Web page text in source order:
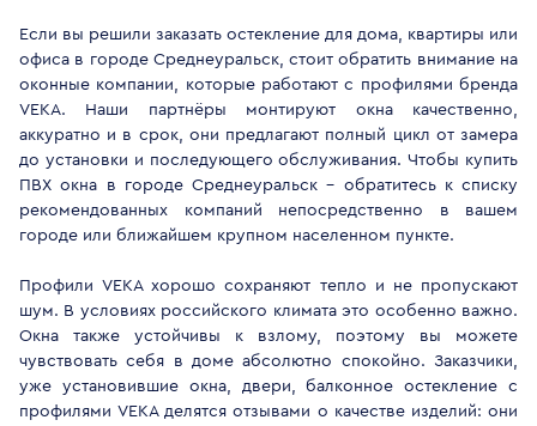
Если вы решили заказать остекление для дома, квартиры или
офиса в городе Среднеуральск, стоит обратить внимание на
оконные компании, которые работают с профилями бренда
VEKA. Наши партнёры монтируют окна качественно,
аккуратно и в срок, они предлагают полный цикл от замера
до установки и последующего обслуживания. Чтобы купить
ПВХ окна в городе Среднеуральск - обратитесь к списку
рекомендованных компаний непосредственно в вашем
городе или ближайшем крупном населенном пункте.
Профили VEKA хорошо сохраняют тепло и не пропускают
шум. В условиях российского климата это особенно важно.
Окна также устойчивы к взлому, поэтому вы можете
чувствовать себя в доме абсолютно спокойно. Заказчики,
уже установившие окна, двери, балконное остекление с
профилями VEKA делятся отзывами о качестве изделий: они